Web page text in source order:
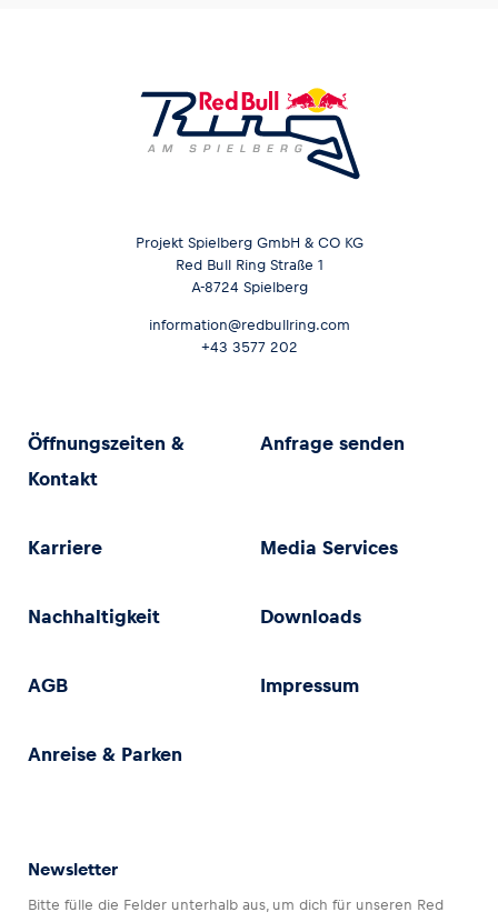
Projekt Spielberg GmbH & CO KG
Red Bull Ring Straße 1
A-8724 Spielberg
information@redbullring.com
+43 3577 202
Öffnungszeiten &
Kontakt
Anfrage senden
Karriere Media Services
Nachhaltigkeit Downloads
AGB Impressum
Anreise & Parken
Newsletter
Bitte fülle die Felder unterhalb aus, um dich für unseren Red